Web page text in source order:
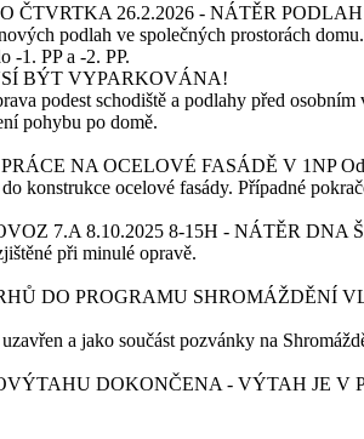
ČTVRTKA 26.2.2026 - NÁTĚR PODLAH
podlah ve společných prostorách domu.
-1. PP a -2. PP.
BÝT VYPARKOVÁNA!
podest schodiště a podlahy před osobním
pohybu po domě.
NA OCELOVÉ FASÁDĚ V 1NP
konstrukce ocelové fasády. Případné
7.A 8.10.2025 8-15H - NÁTĚR DNA
při minulé opravě.
DO PROGRAMU SHROMÁŽDĚNÍ
a jako součást pozvánky na
DOKONČENA - VÝTAH JE V